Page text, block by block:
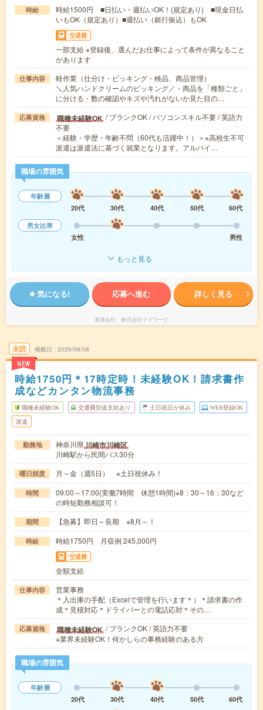
時給
時給1500円 ■日払い・週払いOK！(規定あり) ■現金日払
いもOK（規定あり）■週払い（銀行振込）もOK
交通費
一部支給 ※登録後、選んだお仕事によって条件が異なること
があります
仕事内容
軽作業（仕分け・ピッキング・検品、商品管理）
＼人気ハンドクリームのピッキング／・商品を「種類ごと」
に分ける・数の確認やキズや汚れがないか見た目の…
応募資格 職種未経験OK / ブランクOK / パソコンスキル不要 / 英語力
不要
＜経験・学歴・年齢不問（60代も活躍中！）＞※高校生不可
派遣は派遣法に基づく就業となります。アルバイ…
職場の雰囲気
年齢層
20代
30代 40代 50代
60代
男女比率
女性
男性
もっと見る
気になる! 応募へ進む 詳しく見る
派遣会社 株式会社マイワーク
未読
NEW
掲載日 2026/08/08
時給1750円＊17時定時！未経験OK！請求書作
成などカンタン物流事務
職種未経験OK 交通費別途支給あり 土日祝日が休み WEB登録OK
派遣
勤務地 神奈川県川崎市川崎区
川崎駅から民間バス30分
曜日頻度 月～金（週5日） ※土日祝休み！
時間
09:00～17:00(実働7時間 休憩1時間)※8：30～16：30など
の時短勤務相談可！
期間 【急募】即日～長期 ※8月～！
時給 時給1750円 月収例 245,000円
交通費
全額支給
仕事内容
営業事務
＊入出庫の手配（Excelで管理を行います＊）＊請求書の作
成＊見積対応＊ドライバーとの電話応対＊その…
応募資格 職種未経験OK / ブランクOK / 英語力不要
※業界未経験OK！何かしらの事務経験のある方
職場の雰囲気
年齢層
20代
30代 40代 50代 60代